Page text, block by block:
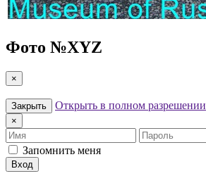
Фото №XYZ
×
Закрыть Открыть в полном разрешении
×
Имя
Пароль
Запомнить меня
Вход